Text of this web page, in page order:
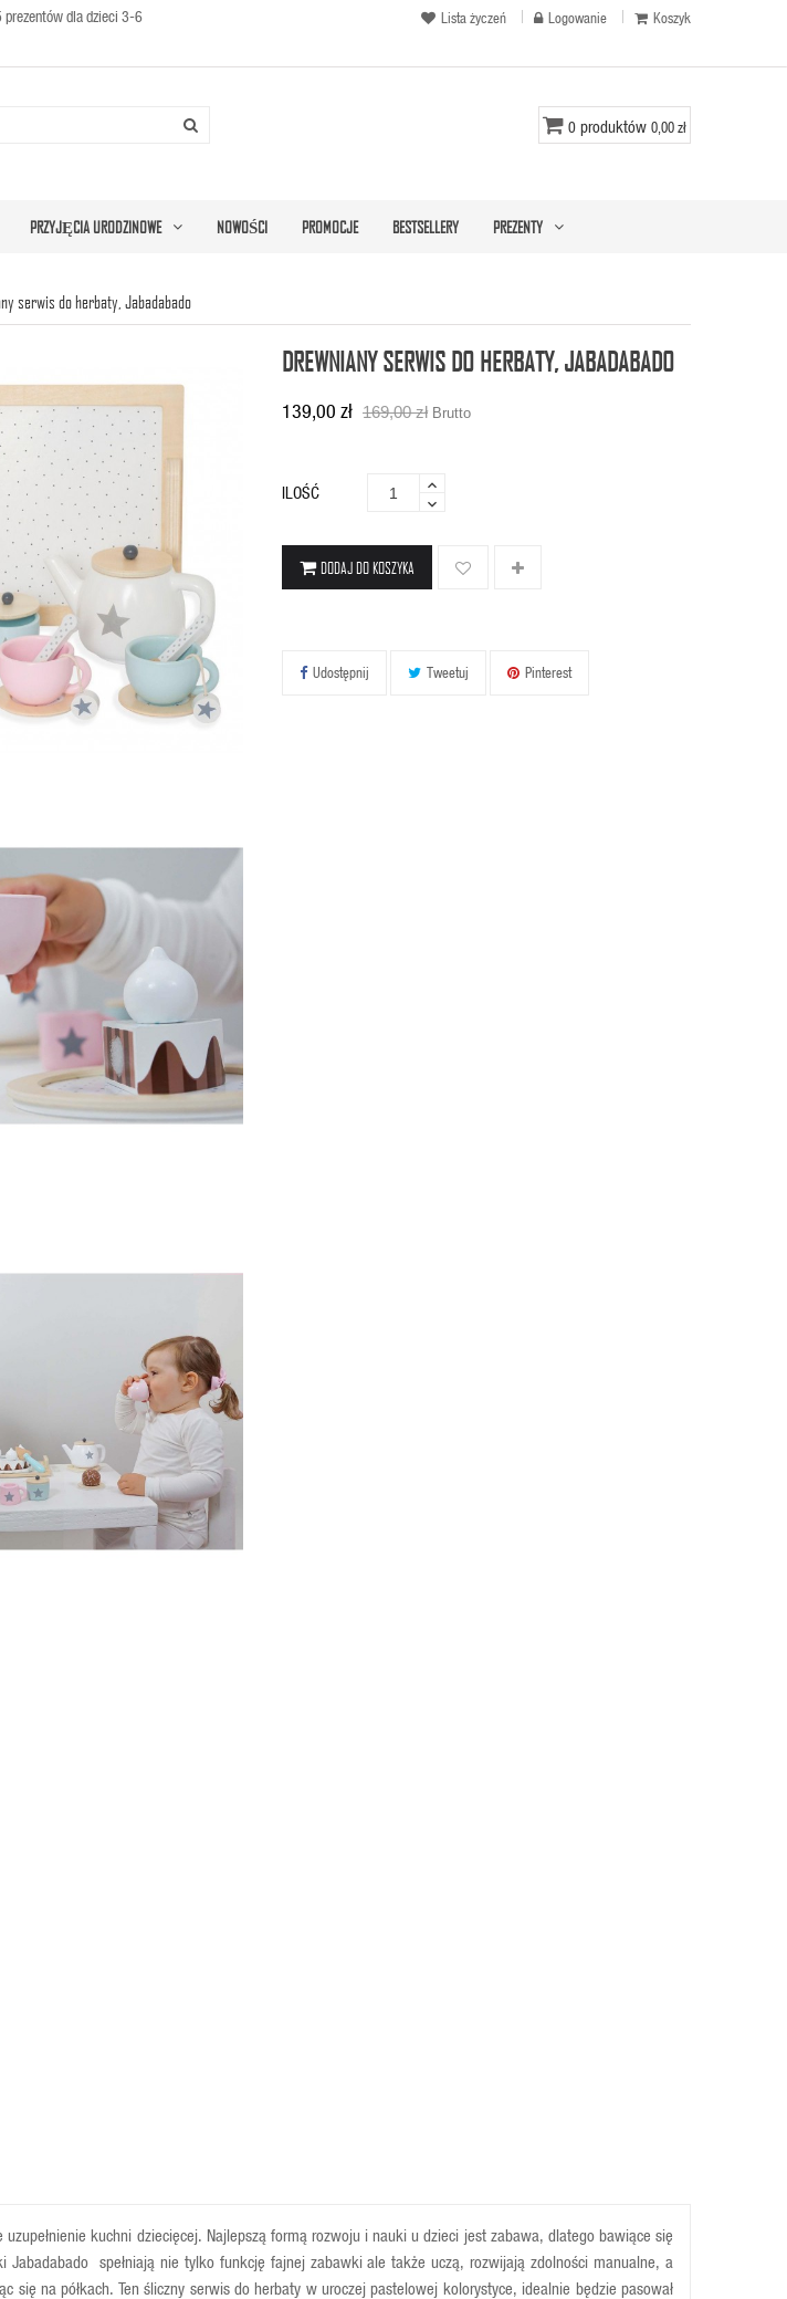
prezentów dla dzieci 3-6 Lista życzeń Logowanie Koszyk
0 produktów 0,00 zł
PRZYJĘCIA URODZINOWE NOWOŚCI PROMOCJE BESTSELLERY PREZENTY
serwis do herbaty, Jabadabado
DREWNIANY SERWIS DO HERBATY, JABADABADO
139,00 zł 169,00 zł Brutto
ILOŚĆ
DODAJ DO KOSZYKA
Udostępnij Tweetuj Pinterest
kuchni dziecięcej. Najlepszą formą rozwoju i nauki u dzieci jest zabawa, dlatego bawiące się
spełniają nie tylko funkcję fajnej zabawki ale także uczą, rozwijają zdolności manualne, a
na półkach. Ten śliczny serwis do herbaty w uroczej pastelowej kolorystyce, idealnie będzie pasował